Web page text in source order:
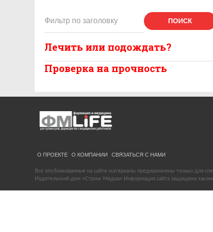
ПОИСК
Лечить или подождать?
Проверка на прочность
О ПРОЕКТЕ О КОМПАНИИ СВЯЗАТЬСЯ С НАМИ
Все опубликованные на сайте материалы предназначены только для
Издательский дом «Стриж Медиа» Информация сайта защищена